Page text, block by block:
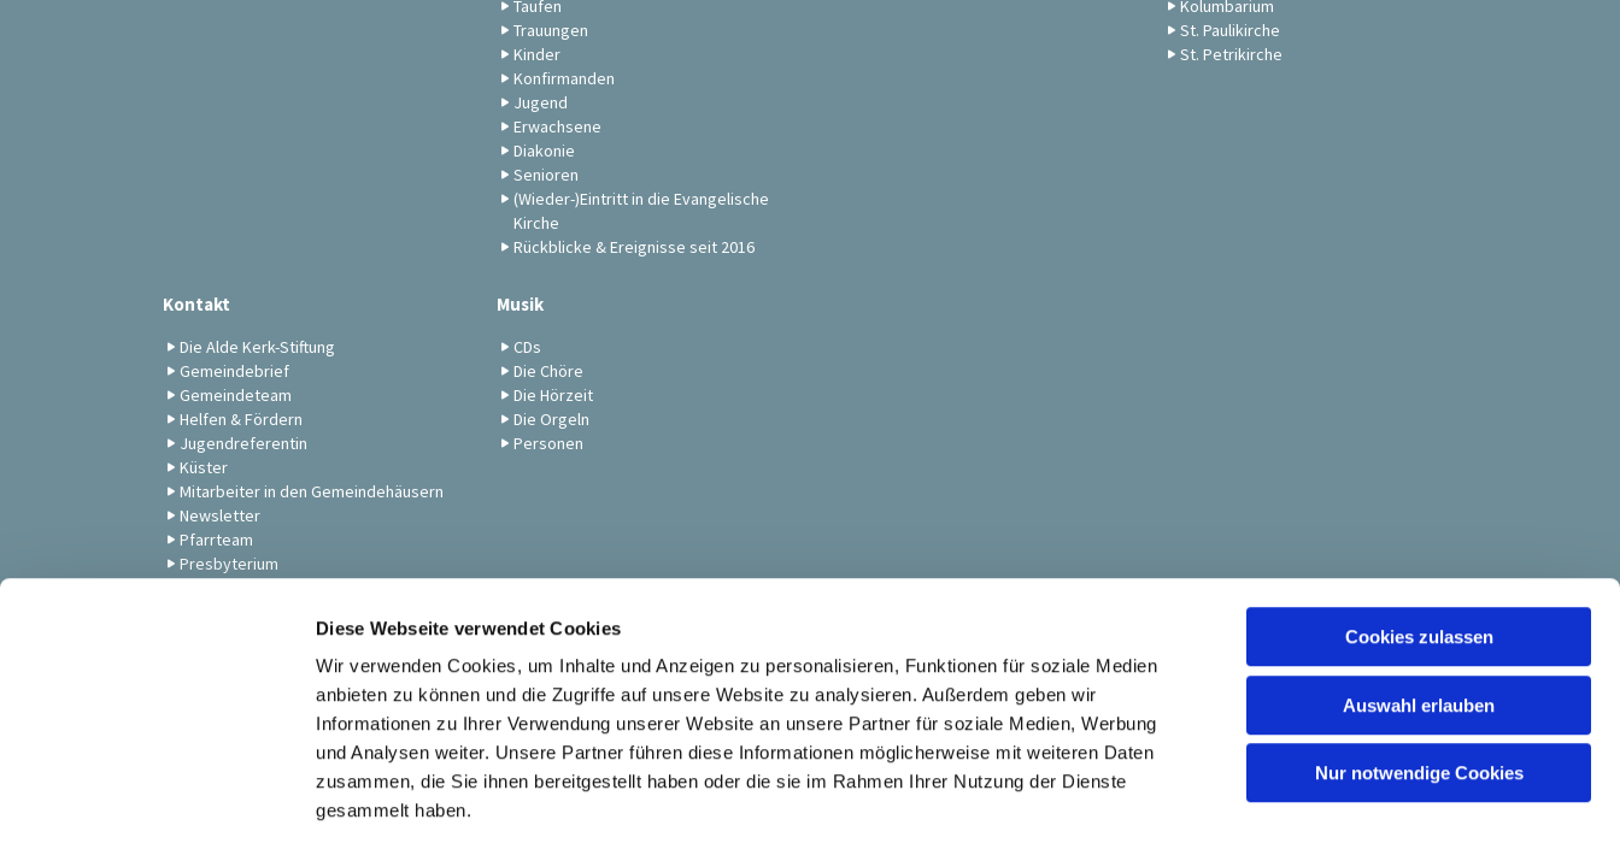
Diese Webseite verwendet Cookies
Wir verwenden Cookies, um Inhalte und Anzeigen zu personalisieren, Funktionen für soziale Medien
anbieten zu können und die Zugriffe auf unsere Website zu analysieren. Außerdem geben wir
Informationen zu Ihrer Verwendung unserer Website an unsere Partner für soziale Medien, Werbung
und Analysen weiter. Unsere Partner führen diese Informationen möglicherweise mit weiteren Daten
zusammen, die Sie ihnen bereitgestellt haben oder die sie im Rahmen Ihrer Nutzung der Dienste
gesammelt haben.
Cookies zulassen
Auswahl erlauben
Nur notwendige Cookies
Taufen
Trauungen
Kinder
Konfirmanden
Jugend
Erwachsene
Diakonie
Senioren
(Wieder-)Eintritt in die Evangelische
Kirche
Rückblicke & Ereignisse seit 2016
Kolumbarium
St. Paulikirche
St. Petrikirche
Kontakt
Die Alde Kerk-Stiftung
Gemeindebrief
Gemeindeteam
Helfen & Fördern
Jugendreferentin
Küster
Mitarbeiter in den Gemeindehäusern
Newsletter
Pfarrteam
Presbyterium
Gottesdienste & Musik
Musik
CDs
Die Chöre
Die Hörzeit
Die Orgeln
Personen
Ev. St. Petri-Pauli Kirchengemeinde Soest
Kontaktinformationen Impressum